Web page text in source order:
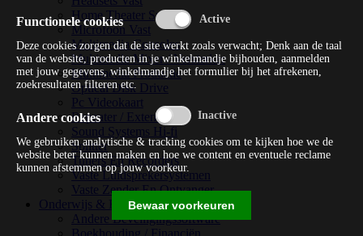
Home Theater Systems
Microfoon Vast
Multimedia Consoles
Multimedia Mixer / Versterker
Multimedia Productie
Optical Disk Drive
Pc Videokaart
Repeater / Extender
Sound Systems Hi-fi
Splitter
Tuners En Recorders
Vaste Luidsprekersystemen
Vaste Zender En Ontvanger
Onderwijs & Recreatie
Andere Beveiligingssoftware
Functionele cookies
Deze cookies zorgen dat de site werkt zoals verwacht; Denk aan de taal
van de website, producten in je winkelmandje bijhouden, aanmelden
met jouw gegevens, winkelmandje het formulier bij het afrekenen,
zoekresultaten filteren etc.
Andere cookies
We gebruiken analytische & tracking cookies om te kijken hoe we de
website beter kunnen maken en hoe we content en eventuele reclame
kunnen afstemmen op jouw voorkeur.
Bewaar voorkeuren